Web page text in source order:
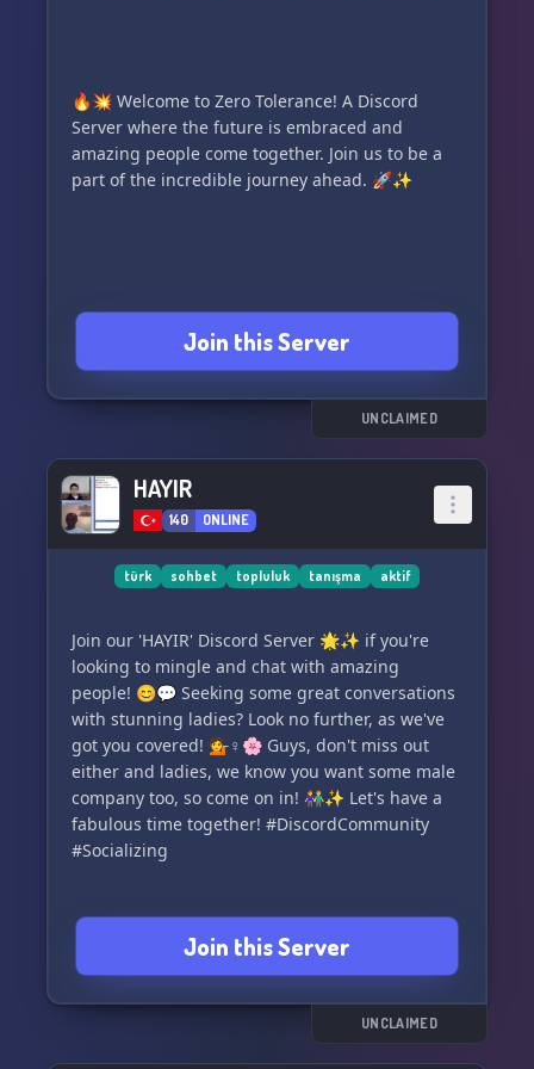
🔥💥 Welcome to Zero Tolerance! A Discord
Server where the future is embraced and
amazing people come together. Join us to be a
part of the incredible journey ahead. 🚀✨
Join this Server
UNCLAIMED
HAYIR
140 ONLINE
türk sohbet topluluk tanışma aktif
Join our 'HAYIR' Discord Server 🌟✨ if you're
looking to mingle and chat with amazing
people! 😊💬 Seeking some great conversations
with stunning ladies? Look no further, as we've
got you covered! 💁♀️🌸 Guys, don't miss out
either and ladies, we know you want some male
company too, so come on in! 👫✨ Let's have a
fabulous time together! #DiscordCommunity
#Socializing
Join this Server
UNCLAIMED